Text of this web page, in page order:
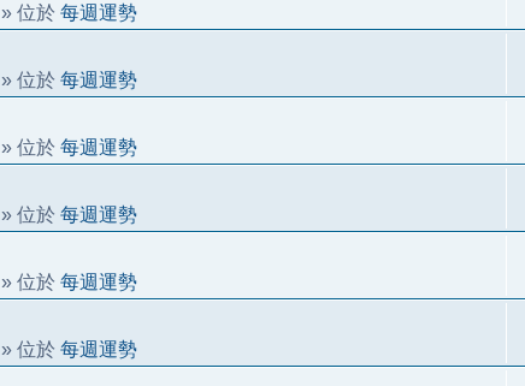
» 位於 每週運勢
» 位於 每週運勢
» 位於 每週運勢
» 位於 每週運勢
» 位於 每週運勢
» 位於 每週運勢